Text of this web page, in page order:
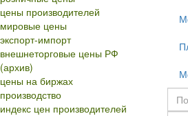
цены производителей
мировые цены
экспорт-импорт
внешнеторговые цены РФ
(архив)
цены на биржах
производство
индекс цен производителей